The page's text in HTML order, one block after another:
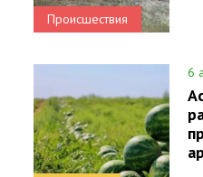
Происшествия
6